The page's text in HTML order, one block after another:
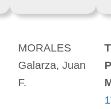
MORALES
Galarza, Juan
F.
1